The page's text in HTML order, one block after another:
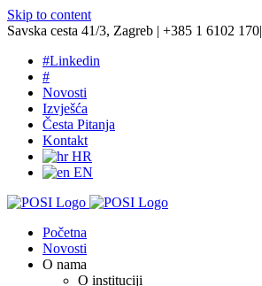
Skip to content
Savska cesta 41/3, Zagreb | +385 1 6102 170|
#Linkedin
#
Novosti
Izvješća
Česta Pitanja
Kontakt
HR
EN
Početna
Novosti
O nama
O instituciji